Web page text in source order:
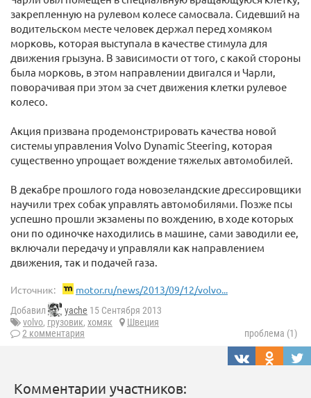
закрепленную на рулевом колесе самосвала. Сидевший на
водительском месте человек держал перед хомяком
морковь, которая выступала в качестве стимула для
движения грызуна. В зависимости от того, с какой стороны
была морковь, в этом направлении двигался и Чарли,
поворачивая при этом за счет движения клетки рулевое
колесо.
Акция призвана продемонстрировать качества новой
системы управления Volvo Dynamic Steering, которая
существенно упрощает вождение тяжелых автомобилей.
В декабре прошлого года новозеландские дрессировщики
научили трех собак управлять автомобилями. Позже псы
успешно прошли экзамены по вождению, в ходе которых
они по одиночке находились в машине, сами заводили ее,
включали передачу и управляли как направлением
движения, так и подачей газа.
Источник: motor.ru/news/2013/09/12/volvo...
Добавил yache 15 Сентября 2013
volvo, грузовик, хомяк
Швеция
2 комментария
проблема (1)
Комментарии участников: